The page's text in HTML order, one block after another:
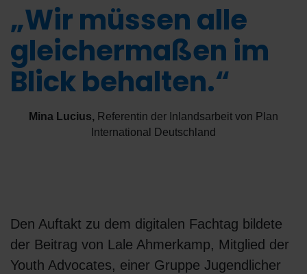
„Wir müssen alle
gleichermaßen im
Blick behalten.“
Mina Lucius, Referentin der Inlandsarbeit von Plan
International Deutschland
Den Auftakt zu dem digitalen Fachtag bildete
der Beitrag von Lale Ahmerkamp, Mitglied der
Youth Advocates, einer Gruppe Jugendlicher